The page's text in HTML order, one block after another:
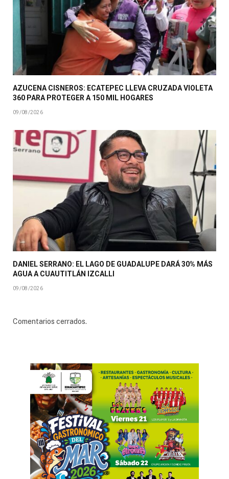
AZUCENA CISNEROS: ECATEPEC LLEVA CRUZADA VIOLETA
360 PARA PROTEGER A 150 MIL HOGARES
09/08/2026
DANIEL SERRANO: EL LAGO DE GUADALUPE DARÁ 30% MÁS
AGUA A CUAUTITLÁN IZCALLI
09/08/2026
Comentarios cerrados.